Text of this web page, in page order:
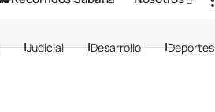
Judicial Desarrollo Deportes